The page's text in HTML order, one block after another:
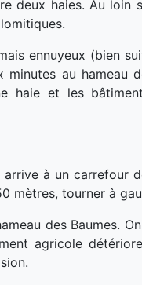
deux haies. Au loin
ennuyeux (bien
au hameau
haie et les
à un carrefour
mètres, tourner à
des Baumes.
agricole